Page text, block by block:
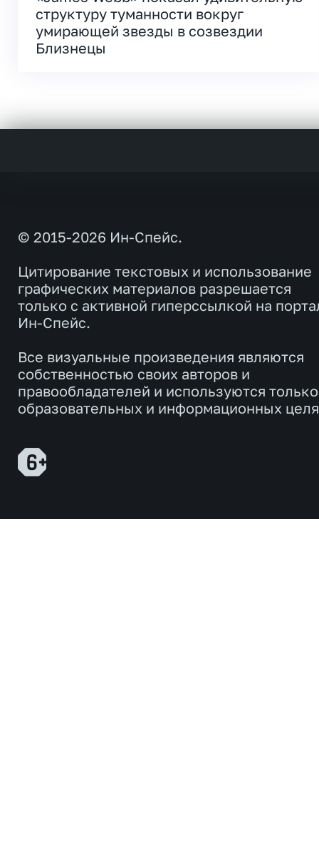
структуру туманности вокруг
умирающей звезды в созвездии
Близнецы
© 2015-2026 Ин-Спейс.
Цитирование текстовых и использование
графических материалов разрешается
только с активной гиперссылкой на
Ин-Спейс.
Все визуальные произведения являются
собственностью своих авторов и
правообладателей и используются
образовательных и информационных